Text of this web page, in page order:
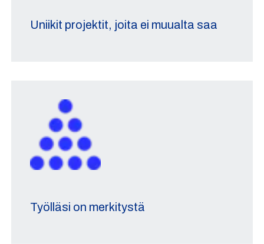
Uniikit projektit, joita ei muualta saa
Työlläsi on merkitystä